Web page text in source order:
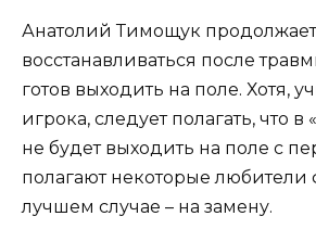
Анатолий Тимощук продолжает
восстанавливаться после
готов выходить на поле. Хотя,
игрока, следует полагать, что в
не будет выходить на поле с
полагают некоторые любители
лучшем случае – на замену.